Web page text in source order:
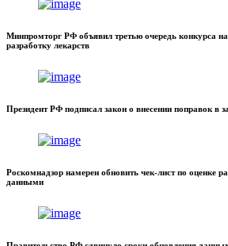
Минпромторг РФ объявил третью очередь конкурса на
разработку лекарств
Президент РФ подписал закон о внесении поправок в
Роскомнадзор намерен обновить чек-лист по оценке
данными